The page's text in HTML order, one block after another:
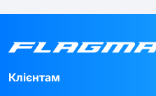
Клієнтам